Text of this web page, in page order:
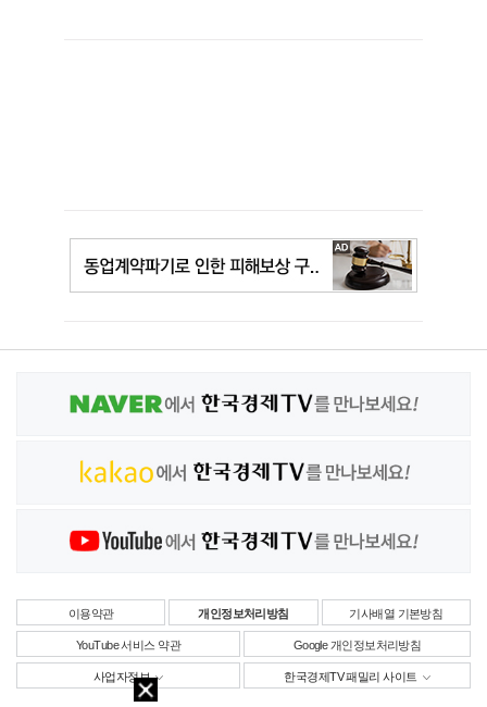
이용약관 개인정보처리방침 기사배열 기본방침
YouTube 서비스 약관 Google 개인정보처리방침
사업자정보 한국경제TV 패밀리 사이트